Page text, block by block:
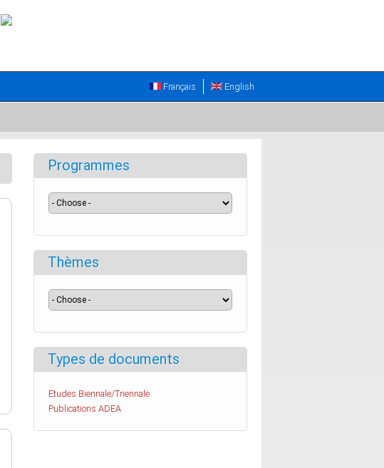
English
Français
Programmes
Thèmes
Types de documents
Etudes Biennale/Triennale
Publications ADEA